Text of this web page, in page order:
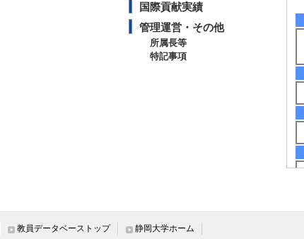
国際貢献実績
管理運営・その他
所属長等
特記事項
教員データベーストップ 静岡大学ホーム